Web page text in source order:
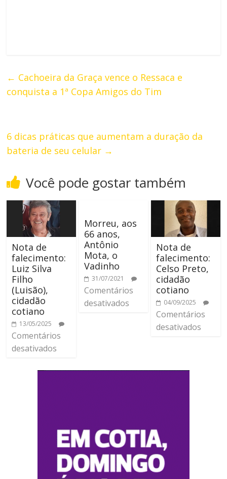
← Cachoeira da Graça vence o Ressaca e
conquista a 1ª Copa Amigos do Tim
6 dicas práticas que aumentam a duração da
bateria de seu celular →
Você pode gostar também
Nota de
falecimento:
Luiz Silva
Filho
(Luisão),
cidadão
cotiano
13/05/2025
Comentários
desativados
Morreu, aos
66 anos,
Antônio
Mota, o
Vadinho
31/07/2021
Comentários
desativados
Nota de
falecimento:
Celso Preto,
cidadão
cotiano
04/09/2025
Comentários
desativados